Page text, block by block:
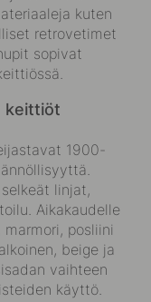
kuten
retrovetimet
sopivat
keittiöt
1900-
linjat,
Aikakaudelle
, marmori, posliini
beige ja
vaihteen
käyttö.